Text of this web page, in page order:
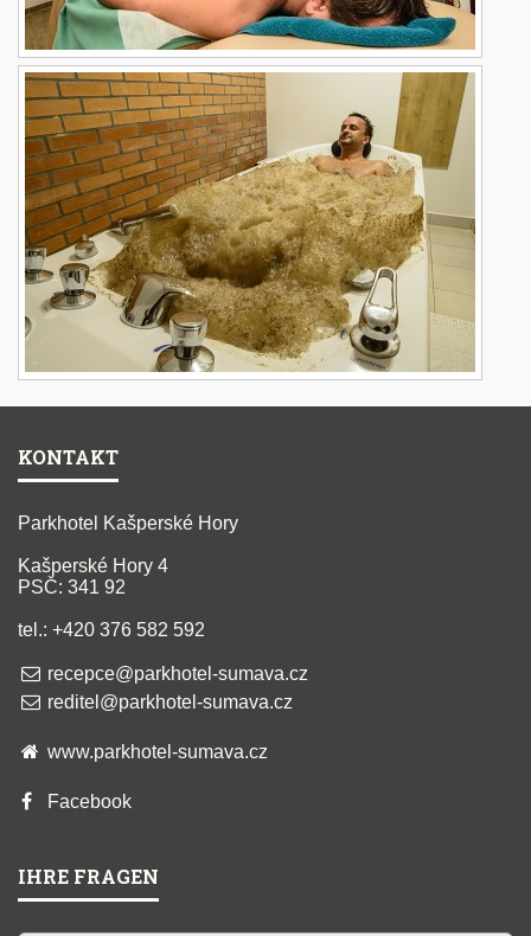
KONTAKT
Parkhotel Kašperské Hory
Kašperské Hory 4
PSČ: 341 92
tel.: +420 376 582 592
recepce@parkhotel-sumava.cz
reditel@parkhotel-sumava.cz
www.parkhotel-sumava.cz
Facebook
IHRE FRAGEN